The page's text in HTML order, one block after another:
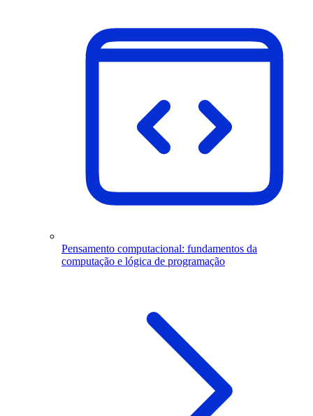
Pensamento computacional: fundamentos da
computação e lógica de programação